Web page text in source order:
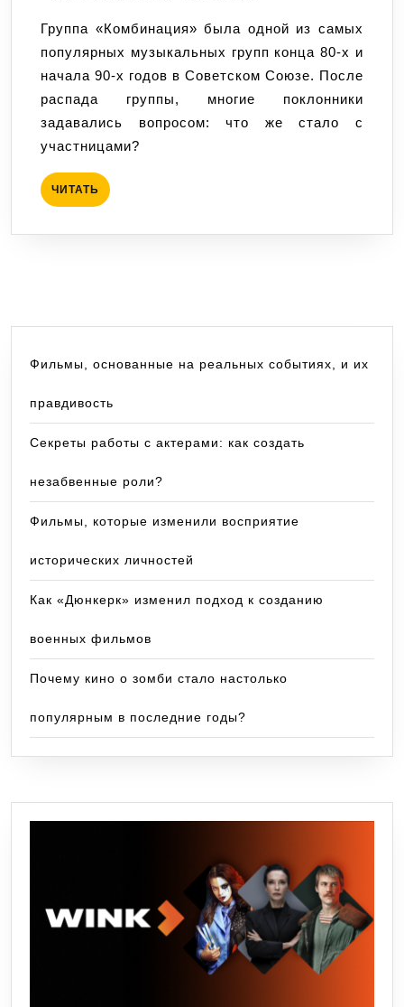
группы
«Комбинация»
после
распада:
карьеры
и
Группа «Комбинация» была одной из самых
популярных музыкальных групп конца 80-х и
начала 90-х годов в Советском Союзе. После
распада группы, многие поклонники
задавались вопросом: что же стало с
участницами?
ЧИТАТЬ ЧИТАТЬ
Фильмы, основанные на реальных событиях, и их
правдивость
Секреты работы с актерами: как создать
незабвенные роли?
Фильмы, которые изменили восприятие
исторических личностей
Как «Дюнкерк» изменил подход к созданию
военных фильмов
Почему кино о зомби стало настолько
популярным в последние годы?